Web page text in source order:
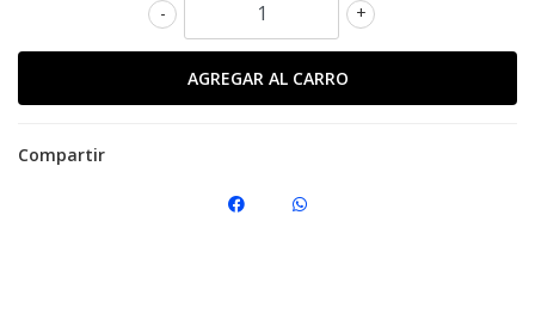
+
-
Compartir